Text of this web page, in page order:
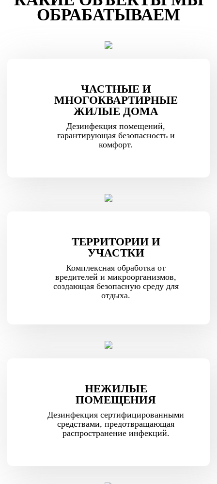
ОБРАБАТЫВАЕМ
ЧАСТНЫЕ И
МНОГОКВАРТИРНЫЕ
ЖИЛЫЕ ДОМА
Дезинфекция помещений,
гарантирующая безопасность и
комфорт.
ТЕРРИТОРИИ И
УЧАСТКИ
Комплексная обработка от
вредителей и микроорганизмов,
создающая безопасную среду для
отдыха.
НЕЖИЛЫЕ
ПОМЕЩЕНИЯ
Дезинфекция сертифицированными
средствами, предотвращающая
распространение инфекций.